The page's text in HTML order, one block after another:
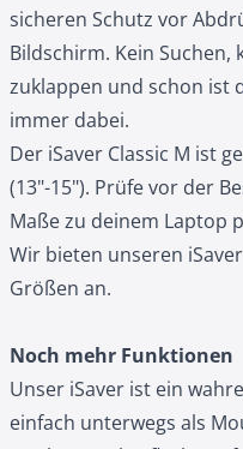
sicheren Schutz vor
Bildschirm. Kein Suchen,
zuklappen und schon ist
immer dabei.
Der iSaver Classic M ist
(13"-15"). Prüfe vor der
Maße zu deinem Laptop
Wir bieten unseren
Größen an.
Noch mehr Funktionen
Unser iSaver ist ein
einfach unterwegs als